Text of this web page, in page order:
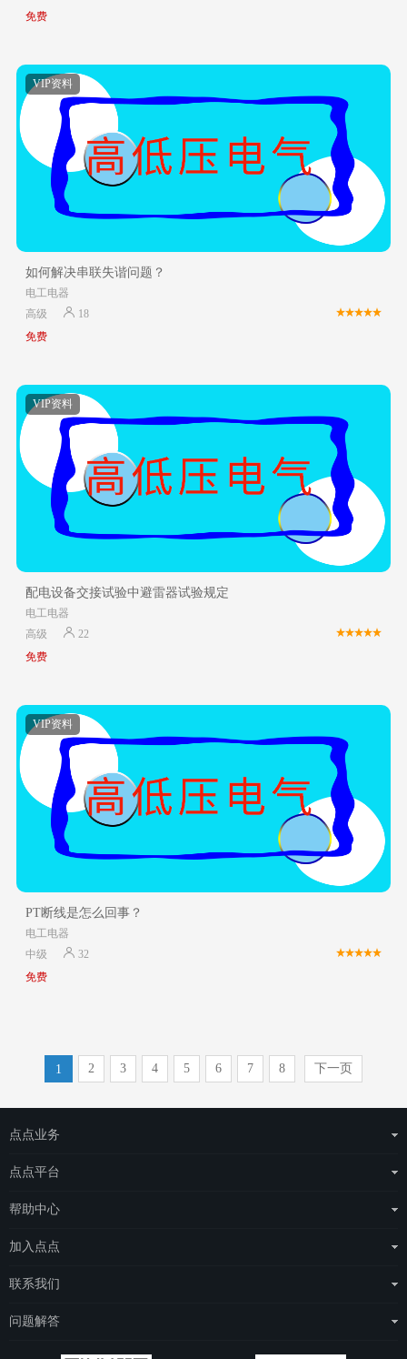
免费
VIP资料
如何解决串联失谐问题？
电工电器
高级
18
免费
VIP资料
配电设备交接试验中避雷器试验规定
电工电器
高级
22
免费
VIP资料
PT断线是怎么回事？
电工电器
中级
32
免费
1 2 3 4 5 6 7 8 下一页
点点业务
运营商整体解决方案
物联网云平台
点点平台
eSAS管理平台
eDOS管理平台
帮助中心
点点简介
常见问题
加入点点
城市合伙人
项目合伙人
联系我们
联系我们
问题解答
问题解答